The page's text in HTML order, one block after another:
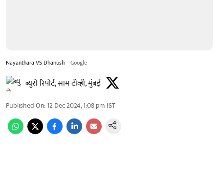
Nayanthara VS Dhanush Google
ब्युरो रिपोर्ट, साम टीव्ही, मुंबई
Published On:12 Dec 2024, 1:08 pm IST